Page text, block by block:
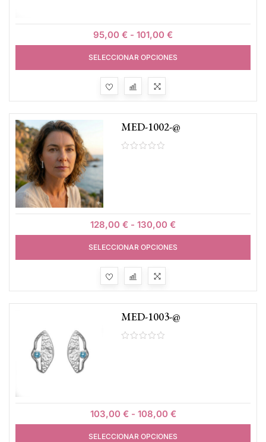
95,00 € - 101,00 €
SELECCIONAR OPCIONES
MED-1002-@
128,00 € - 130,00 €
SELECCIONAR OPCIONES
MED-1003-@
103,00 € - 108,00 €
SELECCIONAR OPCIONES